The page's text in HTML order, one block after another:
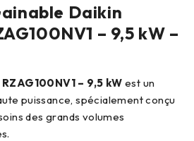
Daikin
– 9,5 kW –
– 9,5 kW est un
puissance, spécialement conçu
des grands volumes